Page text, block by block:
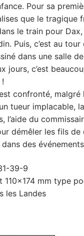
Pour sa
que le tragique
le train pour
Puis, c’est au
dans une salle
jours, c’est
confronté,
tueur implacable,
l’aide du
démêler les fils
des
39-9
110×174 mm type
les Landes